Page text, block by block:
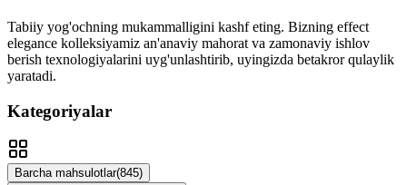
Tabiiy yog'ochning mukammalligini kashf eting. Bizning effect
elegance kolleksiyamiz an'anaviy mahorat va zamonaviy ishlov
berish texnologiyalarini uyg'unlashtirib, uyingizda betakror qulaylik
yaratadi.
Kategoriyalar
Barcha mahsulotlar(845)